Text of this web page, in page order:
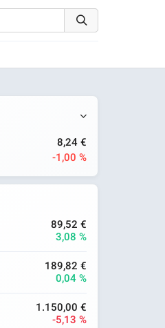
8,24 €
-1,00 %
89,52 €
3,08 %
189,82 €
0,04 %
1.150,00 €
-5,13 %